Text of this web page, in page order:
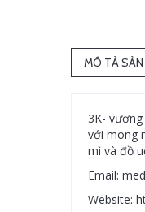
MÔ TẢ
3K-
với mong
mì và đồ
Email:
Website: